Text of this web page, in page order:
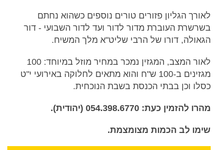
לאורך הגליון פזורים טורים נוספים כשהוא נחתם
בשרשרת העוברת מדור לדור ועד לדור השבועי - דור
הגאולה, דורו של הרבי שליט"א מלך המשיח.
לאור המצב, המגזין נמכר במחיר מוזל במיוחד: 100
מגזינים ב-100 ש"ח והוא מתאים לחלוקה באירועי י"ט
כסלו וכן בבתי הכנסת בשבת הנוכחית.
מהרו להזמין כעת: 054.398.6770 (יהודית).
שימו לב הכמות מצומצמת.